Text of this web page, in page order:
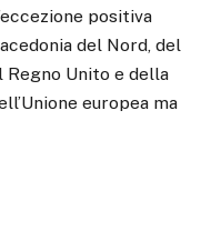
positiva
del Nord, del
Regno Unito e della
europea ma